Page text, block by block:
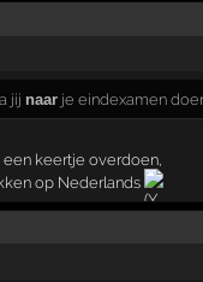
jij naar je eindexamen
een keertje overdoen,
op Nederlands